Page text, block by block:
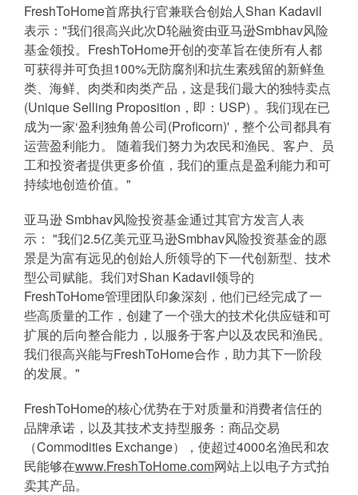
FreshToHome首席执行官兼联合创始人Shan Kadavil
表示："我们很高兴此次D轮融资由亚马逊Smbhav风险
基金领投。FreshToHome开创的变革旨在使所有人都
可获得并可负担100%无防腐剂和抗生素残留的新鲜鱼
类、海鲜、肉类和肉类产品，这是我们最大的独特卖点
(Unique Selling Proposition，即：USP) 。我们现在已
成为一家‘盈利独角兽公司(Proficorn)'，整个公司都具有
运营盈利能力。 随着我们努力为农民和渔民、客户、员
工和投资者提供更多价值，我们的重点是盈利能力和可
持续地创造价值。"
亚马逊 Smbhav风险投资基金通过其官方发言人表
示： "我们2.5亿美元亚马逊Smbhav风险投资基金的愿
景是为富有远见的创始人所领导的下一代创新型、技术
型公司赋能。我们对Shan Kadavil领导的
FreshToHome管理团队印象深刻，他们已经完成了一
些高质量的工作，创建了一个强大的技术化供应链和可
扩展的后向整合能力，以服务于客户以及农民和渔民。
我们很高兴能与FreshToHome合作，助力其下一阶段
的发展。"
FreshToHome的核心优势在于对质量和消费者信任的
品牌承诺，以及其技术支持型服务：商品交易
（Commodities Exchange），使超过4000名渔民和农
民能够在www.FreshToHome.com网站上以电子方式拍
卖其产品。